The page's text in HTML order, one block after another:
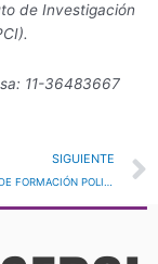
de Investigación
11-36483667
SIGUIENTE
2° ENCUENTRO DE FORMACIÓN POLITICA “HAY QUE DERROTAR A LA DERECHA PARA CONSTRUIR UN PROYECTO NACIONAL”